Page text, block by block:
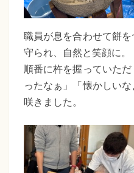
職員が息を合わせて餅
守られ、自然と笑顔に。
順番に杵を握っていた
ったなぁ」「懐かしい
咲きました。